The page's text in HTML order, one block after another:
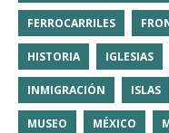
FERROCARRILES
HISTORIA IGLESIAS
INMIGRACIÓN ISLAS
MUSEO MÉXICO